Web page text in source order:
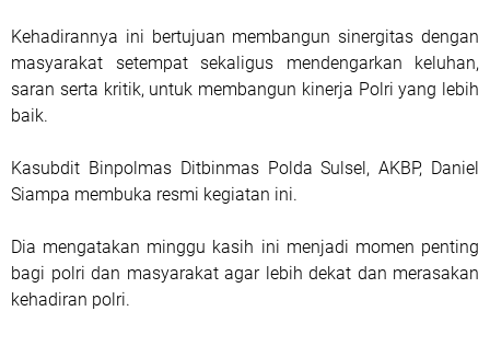
Kehadirannya ini bertujuan membangun sinergitas dengan
masyarakat setempat sekaligus mendengarkan keluhan,
saran serta kritik, untuk membangun kinerja Polri yang lebih
baik.
Kasubdit Binpolmas Ditbinmas Polda Sulsel, AKBP, Daniel
Siampa membuka resmi kegiatan ini.
Dia mengatakan minggu kasih ini menjadi momen penting
bagi polri dan masyarakat agar lebih dekat dan merasakan
kehadiran polri.